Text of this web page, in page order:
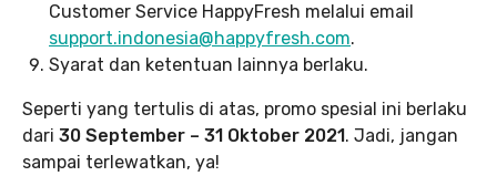
Customer Service HappyFresh melalui email
support.indonesia@happyfresh.com.
Syarat dan ketentuan lainnya berlaku.
Seperti yang tertulis di atas, promo spesial ini berlaku
dari 30 September – 31 Oktober 2021. Jadi, jangan
sampai terlewatkan, ya!